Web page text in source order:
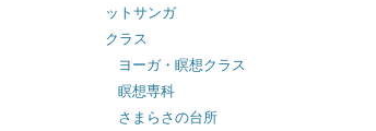
ットサンガ
クラス
ヨーガ・瞑想クラス
瞑想専科
さまらさの台所